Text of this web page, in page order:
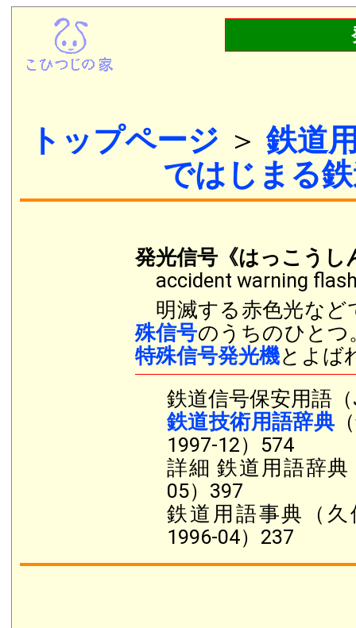
トップページ ＞鉄道
ではじまる
発光信号《はっこうし
accident warning
明滅する赤色光など
殊信号のうちのひとつ
特殊信号発光機とよば
鉄道信号保安用語
鉄道技術用語辞典
1997-12）574
詳細 鉄道用語辞
05）397
鉄道用語事典（
1996-04）237